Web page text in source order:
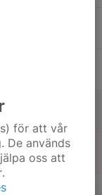
för att vår
De används
oss att